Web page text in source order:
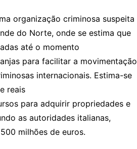
organização criminosa suspeita
do Norte, onde se estima que
até o momento
para facilitar a movimentação
internacionais. Estima-se
reais
para adquirir propriedades e
as autoridades italianas,
milhões de euros.